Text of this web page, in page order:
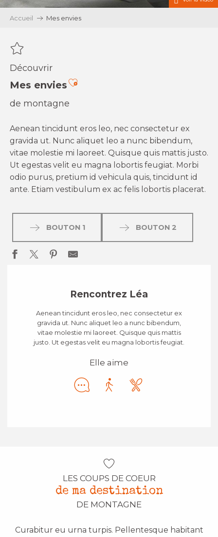
Accueil Mes envies
Découvrir
Mes enviesAjouter aux favoris
de montagne
Aenean tincidunt eros leo, nec consectetur ex
gravida ut. Nunc aliquet leo a nunc bibendum,
vitae molestie mi laoreet. Quisque quis mattis justo.
Ut egestas velit eu magna lobortis feugiat. Morbi
odio purus, pretium id vehicula quis, tincidunt id
ante. Etiam vestibulum ex ac felis lobortis placerat.
BOUTON 1 BOUTON 2
Rencontrez Léa
Aenean tincidunt eros leo, nec consectetur ex
gravida ut. Nunc aliquet leo a nunc bibendum,
vitae molestie mi laoreet. Quisque quis mattis
justo. Ut egestas velit eu magna lobortis feugiat.
Elle aime
LES COUPS DE COEUR
de ma destination
DE MONTAGNE
Curabitur eu urna turpis. Pellentesque habitant